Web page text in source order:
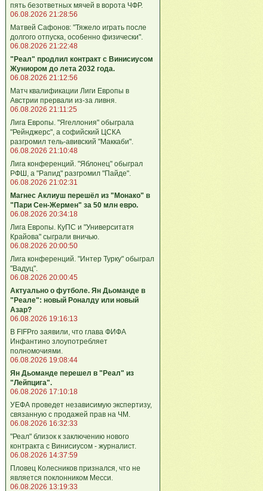
пять безответных мячей в ворота ЧФР.
06.08.2026 21:28:56
Матвей Сафонов: "Тяжело играть после
долгого отпуска, особенно физически".
06.08.2026 21:22:48
"Реал" продлил контракт с Винисиусом
Жуниором до лета 2032 года.
06.08.2026 21:12:56
Матч квалификации Лиги Европы в
Австрии прервали из-за ливня.
06.08.2026 21:11:25
Лига Европы. "Ягеллония" обыграла
"Рейнджерс", а софийский ЦСКА
разгромил тель-авивский "Маккаби".
06.08.2026 21:10:48
Лига кoнференций. "Яблонец" обыграл
РФШ, а "Рапид" разгромил "Пайде".
06.08.2026 21:02:31
Магнес Аклиуш перешёл из "Монако" в
"Пари Сен-Жермен" за 50 млн евро.
06.08.2026 20:34:18
Лига Европы. КуПС и "Университатя
Крайова" сыграли вничью.
06.08.2026 20:00:50
Лига конференций. "Интер Турку" обыграл
"Вадуц".
06.08.2026 20:00:45
Актуально о футболе. Ян Дьоманде в
"Реале": новый Роналду или новый
Азар?
06.08.2026 19:16:13
В FIFPro заявили, что глава ФИФА
Инфантино злоупотребляет
полномочиями.
06.08.2026 19:08:44
Ян Дьоманде перешел в "Реал" из
"Лейпцига".
06.08.2026 17:10:18
УЕФА проведет независимую экспертизу,
связанную с продажей прав на ЧМ.
06.08.2026 16:32:33
"Реал" близок к заключению нового
контракта с Винисиусом - журналист.
06.08.2026 14:37:59
Пловец Колесников признался, что не
является поклонником Месси.
06.08.2026 13:19:33